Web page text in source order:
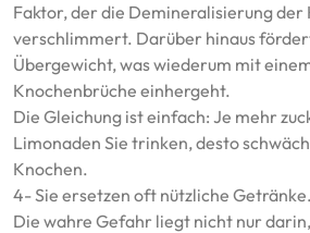
Faktor, der die Demineralisierung der
verschlimmert. Darüber hinaus
Übergewicht, was wiederum mit
Knochenbrüche einhergeht.
Die Gleichung ist einfach: Je mehr
Limonaden Sie trinken, desto
Knochen.
4- Sie ersetzen oft nützliche Getränke.
Die wahre Gefahr liegt nicht nur